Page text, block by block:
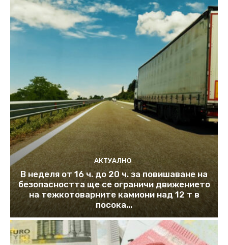
АКТУАЛНО
В неделя от 16 ч. до 20 ч. за повишаване на
безопасността ще се ограничи движението
на тежкотоварните камиони над 12 т в
посока...